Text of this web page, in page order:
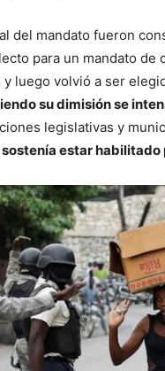
del mandato fueron
para un mandato
luego volvió a ser
su dimisión se
legislativas y
estar habilitado